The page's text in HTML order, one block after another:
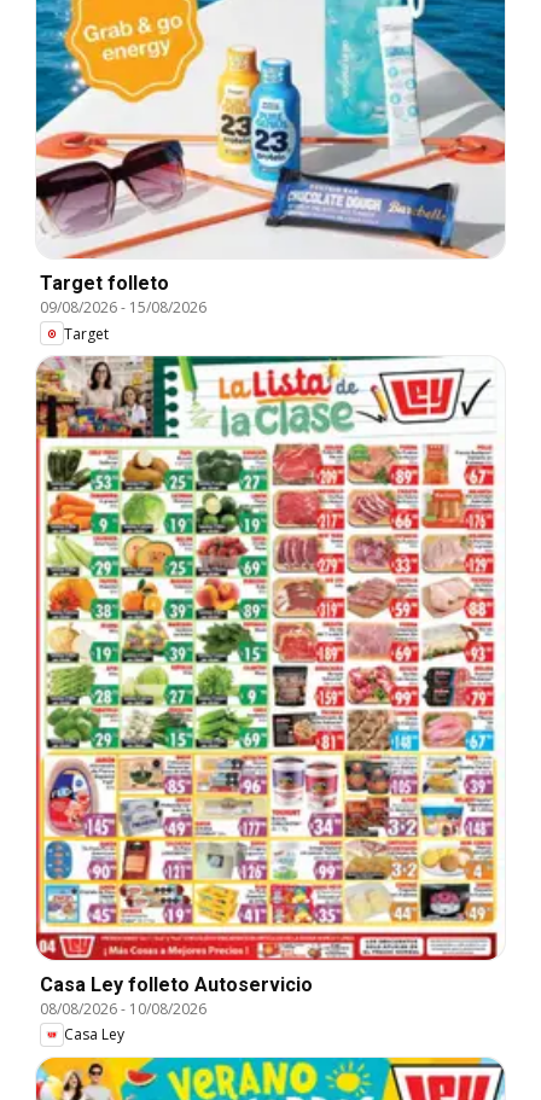
Target folleto
09/08/2026- 15/08/2026
Target
Casa Ley folleto Autoservicio
08/08/2026- 10/08/2026
Casa Ley